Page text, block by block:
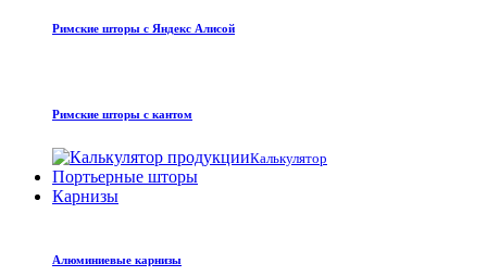
Римские шторы с Яндекс Алисой
Римские шторы с кантом
Калькулятор
Портьерные шторы
Карнизы
Алюминиевые карнизы